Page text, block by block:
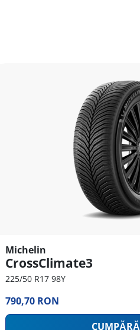
Michelin
CrossClimate3
225/50 R17 98Y
790,70 RON
CUMPĂRĂ